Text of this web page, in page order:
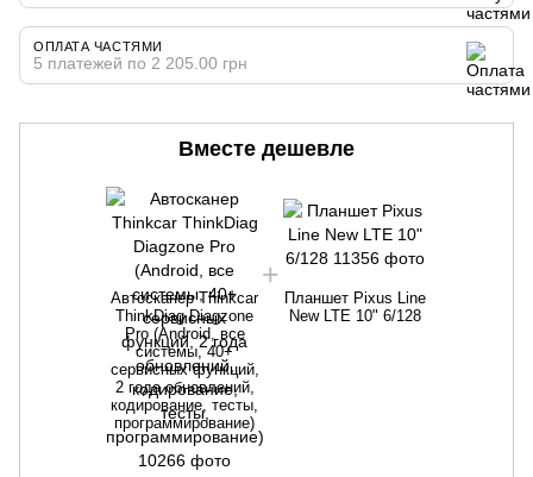
ОПЛАТА ЧАСТЯМИ
5 платежей по 2 205.00 грн
Вместе дешевле
Автосканер Thinkcar
ThinkDiag Diagzone
Pro (Android, все
системы, 40+
сервисных функций,
2 года обновлений,
кодирование, тесты,
программирование)
Планшет Pixus Line
New LTE 10" 6/128